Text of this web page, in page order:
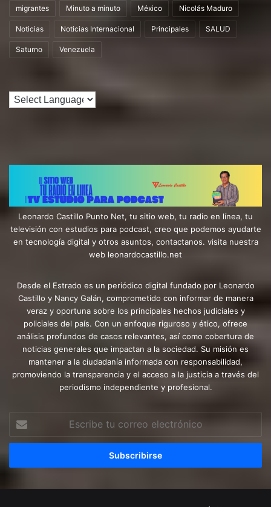
migrantes Minuto a minuto México Nicolás Maduro
Noticias Noticias Internacional Principales SALUD
Saturno Venezuela
Leonardo Castillo Punto Net, tu sitio web, tu radio en línea, tu
televisión con estudios para podcast, creo que podemos ayudarte
en tecnología digital y otros asuntos, contactanos. visita nuestra
web leonardocastillo.net
Desde el Estrado es un periódico digital fundado por Leonardo
Castillo y Nancy Galán, comprometido con informar de manera
veraz y oportuna sobre los principales hechos judiciales y
policiales del país. Con un enfoque riguroso y ético, ofrece
análisis profundos de casos relevantes, así como cobertura de
noticias generales que impactan a la sociedad. Su misión es
mantener a la ciudadanía informada con responsabilidad,
promoviendo la transparencia y el acceso a la justicia a través del
periodismo independiente y profesional.
correo